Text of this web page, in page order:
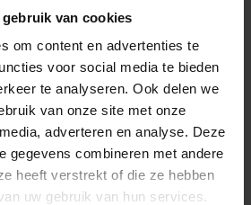
van cookies
om content en advertenties te
voor social media te bieden
te analyseren. Ook delen we
van onze site met onze
adverteren en analyse. Deze
gegevens combineren met andere
heeft verstrekt of die ze hebben
uw gebruik van hun services.
1180 kg
5.7 l/100km
1200 kg
129 g/km
€ 172 - 188 per kwartaal
C